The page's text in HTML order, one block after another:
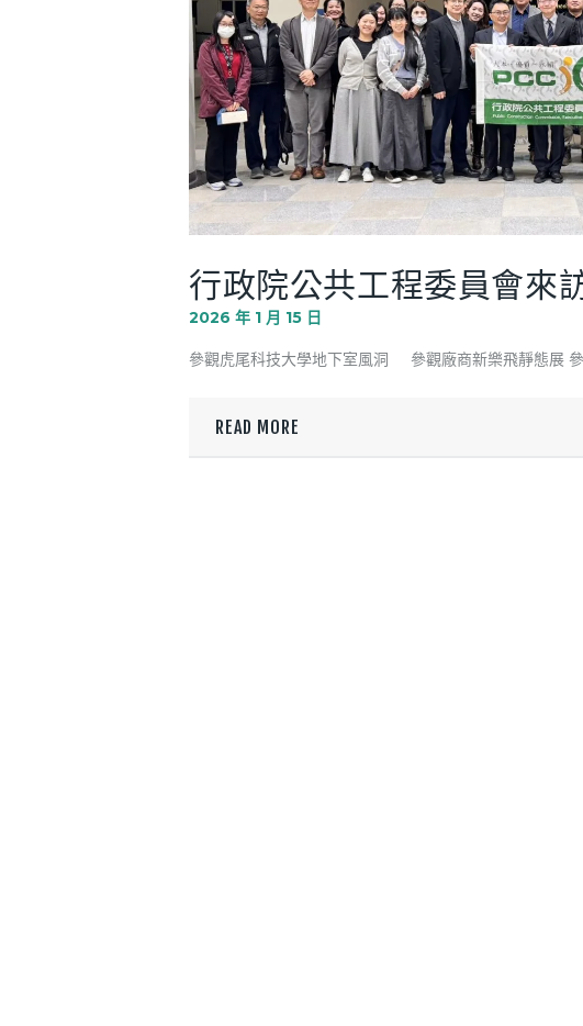
行政院公共工程委員會來
2026 年 1 月 15 日
參觀虎尾科技大學地下室風洞 參觀廠商新樂飛靜態展
READ MORE